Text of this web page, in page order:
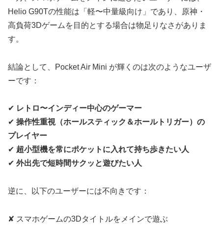
Helio G90Tの性能は「軽〜中量級向け」であり、原神・
高負荷3Dゲームを目的とする場合は物足りなさがありま
す。
結論として、Pocket Air Mini が輝くのは次のようなユーザ
ーです：
✔ レトロ〜インディー中心のゲーマー
✔ 操作性重視（ホールスティック＆ホールトリガー）の
プレイヤー
✔ 超小型機を常にポケットに入れて持ち歩きたい人
✔ 外出先で短時間サクッと遊びたい人
逆に、以下のユーザーには不向きです：
✘ スマホゲームの3Dタイトルをメインで遊ぶ